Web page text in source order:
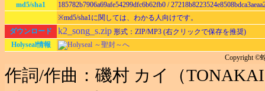
md5/sha1
185782b7906a69afe54299dfc6b62fb0 /
※md5/sha1に関しては、わかる人向けです。
ダウンロード
k2_song_s.zip 形式：ZIP/MP3 (右クリックで保存を推奨)
Holyseal情報
Holyseal ～聖封～へ
Copyright ©
作詞/作曲：磯村 カイ（TONAKAI